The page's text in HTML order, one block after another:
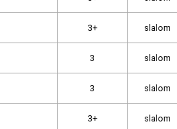
3+ slalom
3 slalom
3 slalom
3+ slalom